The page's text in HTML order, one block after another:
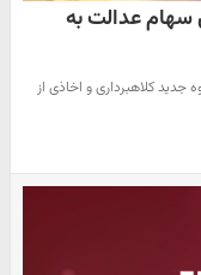
سهام عدالت به
کلاهبرداری و اخاذی از